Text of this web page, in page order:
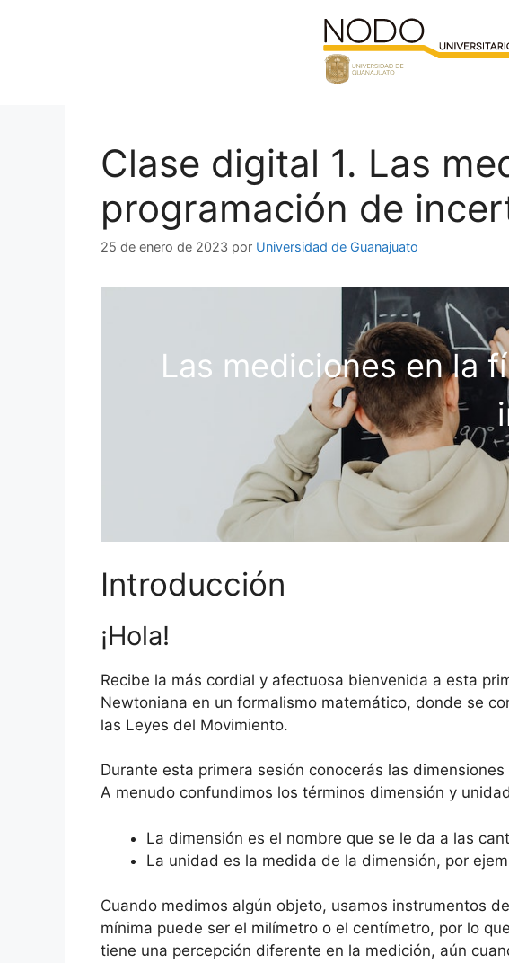
Clase digital 1. Las
programación de
25 de enero de 2023 por Universidad de Guanajuato
Las mediciones en la
Introducción
¡Hola!
Recibe la más cordial y afectuosa bienvenida a esta
Newtoniana en un formalismo matemático, donde se
las Leyes del Movimiento.
Durante esta primera sesión conocerás las
A menudo confundimos los términos dimensión y
La dimensión es el nombre que se le da a las
La unidad es la medida de la dimensión, por
Cuando medimos algún objeto, usamos instrumentos
mínima puede ser el milímetro o el centímetro, por lo
tiene una percepción diferente en la medición, aún